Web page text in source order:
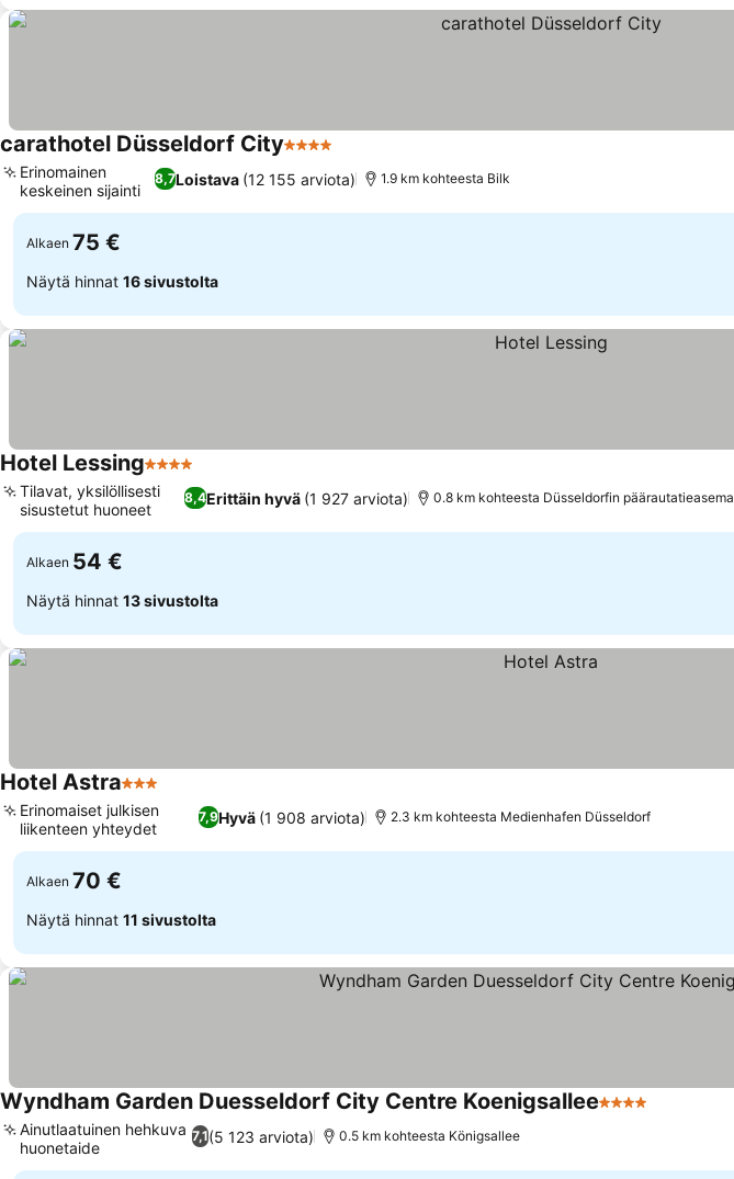
carathotel Düsseldorf City4 Tähtiluokitus
8,7Loistava (12 155 arviota)
Erinomainen
keskeinen sijainti
1.9 km kohteesta Bilk
Alkaen 75 €
Näytä hinnat 16 sivustolta
Hotel Lessing4 Tähtiluokitus
8,4Erittäin hyvä (1 927 arviota)
Tilavat, yksilöllisesti
sisustetut huoneet
0.8 km kohteesta Düsseldorfin päärautatieasema
Alkaen 54 €
Näytä hinnat 13 sivustolta
Hotel Astra3 Tähtiluokitus
7,9Hyvä (1 908 arviota)
Erinomaiset julkisen
liikenteen yhteydet
2.3 km kohteesta Medienhafen Düsseldorf
Alkaen 70 €
Näytä hinnat 11 sivustolta
Wyndham Garden Duesseldorf City Centre Koenigsallee4 Tähtiluokitus
7,1(5 123 arviota)
Ainutlaatuinen hehkuva
huonetaide
0.5 km kohteesta Königsallee